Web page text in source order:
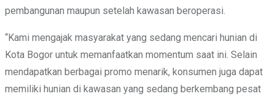
pembangunan maupun setelah kawasan beroperasi.
“Kami mengajak masyarakat yang sedang mencari hunian di
Kota Bogor untuk memanfaatkan momentum saat ini. Selain
mendapatkan berbagai promo menarik, konsumen juga dapat
memiliki hunian di kawasan yang sedang berkembang pesat